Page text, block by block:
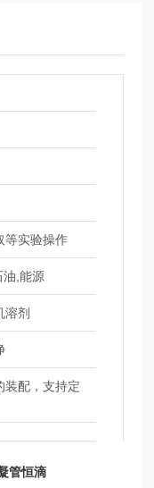
等实验操作
油,能源
溶剂
装配，支持定
管恒滴